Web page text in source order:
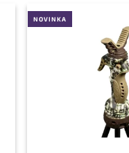
NOVINKA